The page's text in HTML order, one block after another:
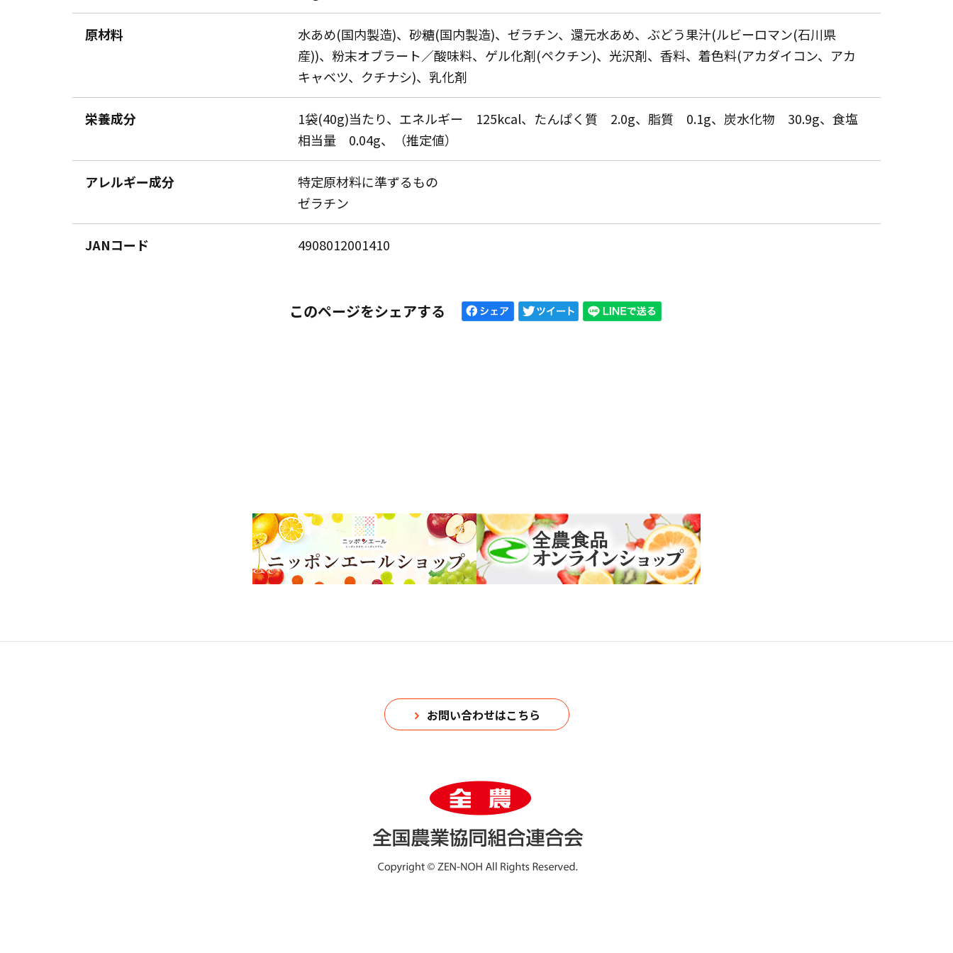
原材料
水あめ(国内製造)、砂糖(国内製造)、ゼラチン、還元水あめ、ぶどう果汁(ルビーロマン(石川県
産))、粉末オブラート／酸味料、ゲル化剤(ペクチン)、光沢剤、香料、着色料(アカダイコン、アカ
キャベツ、クチナシ)、乳化剤
栄養成分
1袋(40g)当たり、エネルギー 125kcal、たんぱく質 2.0g、脂質 0.1g、炭水化物 30.9g、食塩
相当量 0.04g、（推定値）
アレルギー成分
特定原材料に準ずるもの
ゼラチン
JANコード 4908012001410
このページをシェアする
お問い合わせはこちら